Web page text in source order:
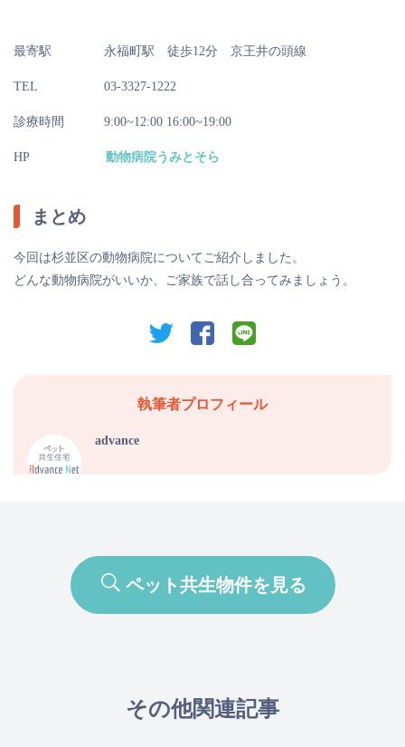
最寄駅 永福町駅 徒歩12分 京王井の頭線
TEL 03-3327-1222
診療時間 9:00~12:00 16:00~19:00
HP 動物病院うみとそら
まとめ
今回は杉並区の動物病院についてご紹介しました。
どんな動物病院がいいか、ご家族で話し合ってみましょう。
twitter facebook
執筆者プロフィール
advance
ペット共生物件を見る
その他関連記事